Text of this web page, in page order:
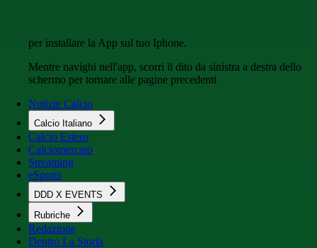
per installare la App sul tuo Iphone.
Mentre navighi nell'app, scorri il dito da sinistra a destra dello
schermo per tornare alle pagine precedenti
Notizie Calcio
Calcio Italiano
Calcio Estero
Calciomercato
Streaming
eSports
DDD X EVENTS
Rubriche
Redazione
Dentro La Storia